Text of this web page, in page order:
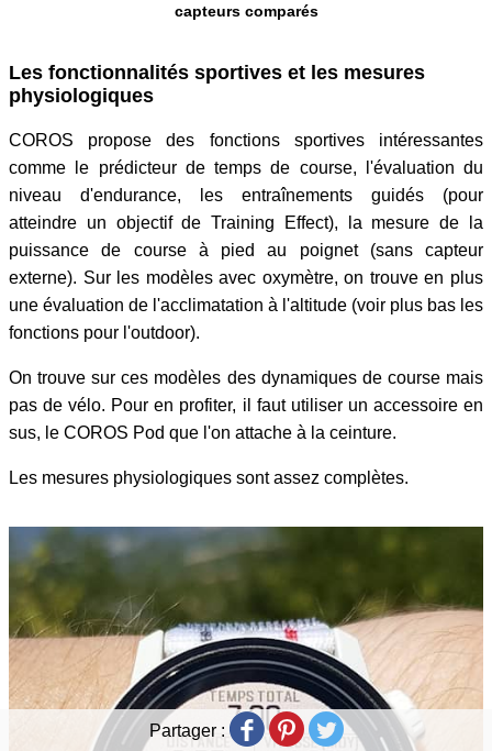
capteurs comparés
Les fonctionnalités sportives et les mesures
physiologiques
COROS propose des fonctions sportives intéressantes
comme le prédicteur de temps de course, l'évaluation du
niveau d'endurance, les entraînements guidés (pour
atteindre un objectif de Training Effect), la mesure de la
puissance de course à pied au poignet (sans capteur
externe). Sur les modèles avec oxymètre, on trouve en plus
une évaluation de l'acclimatation à l'altitude (voir plus bas les
fonctions pour l'outdoor).
On trouve sur ces modèles des dynamiques de course mais
pas de vélo. Pour en profiter, il faut utiliser un accessoire en
sus, le COROS Pod que l'on attache à la ceinture.
Les mesures physiologiques sont assez complètes.
Partager :